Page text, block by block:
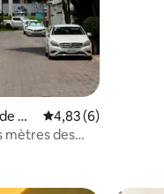
Qu
Évaluation
4,83 (6)
mètres des